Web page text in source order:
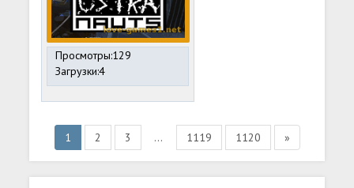
Просмотры:129
Загрузки:4
1 2 3 ... 1119 1120 »